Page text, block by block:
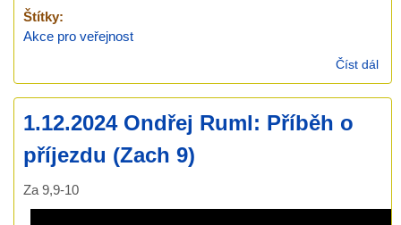
Štítky:
Akce pro veřejnost
Číst dál
1.12.2024 Ondřej Ruml: Příběh o
příjezdu (Zach 9)
Za 9,9-10